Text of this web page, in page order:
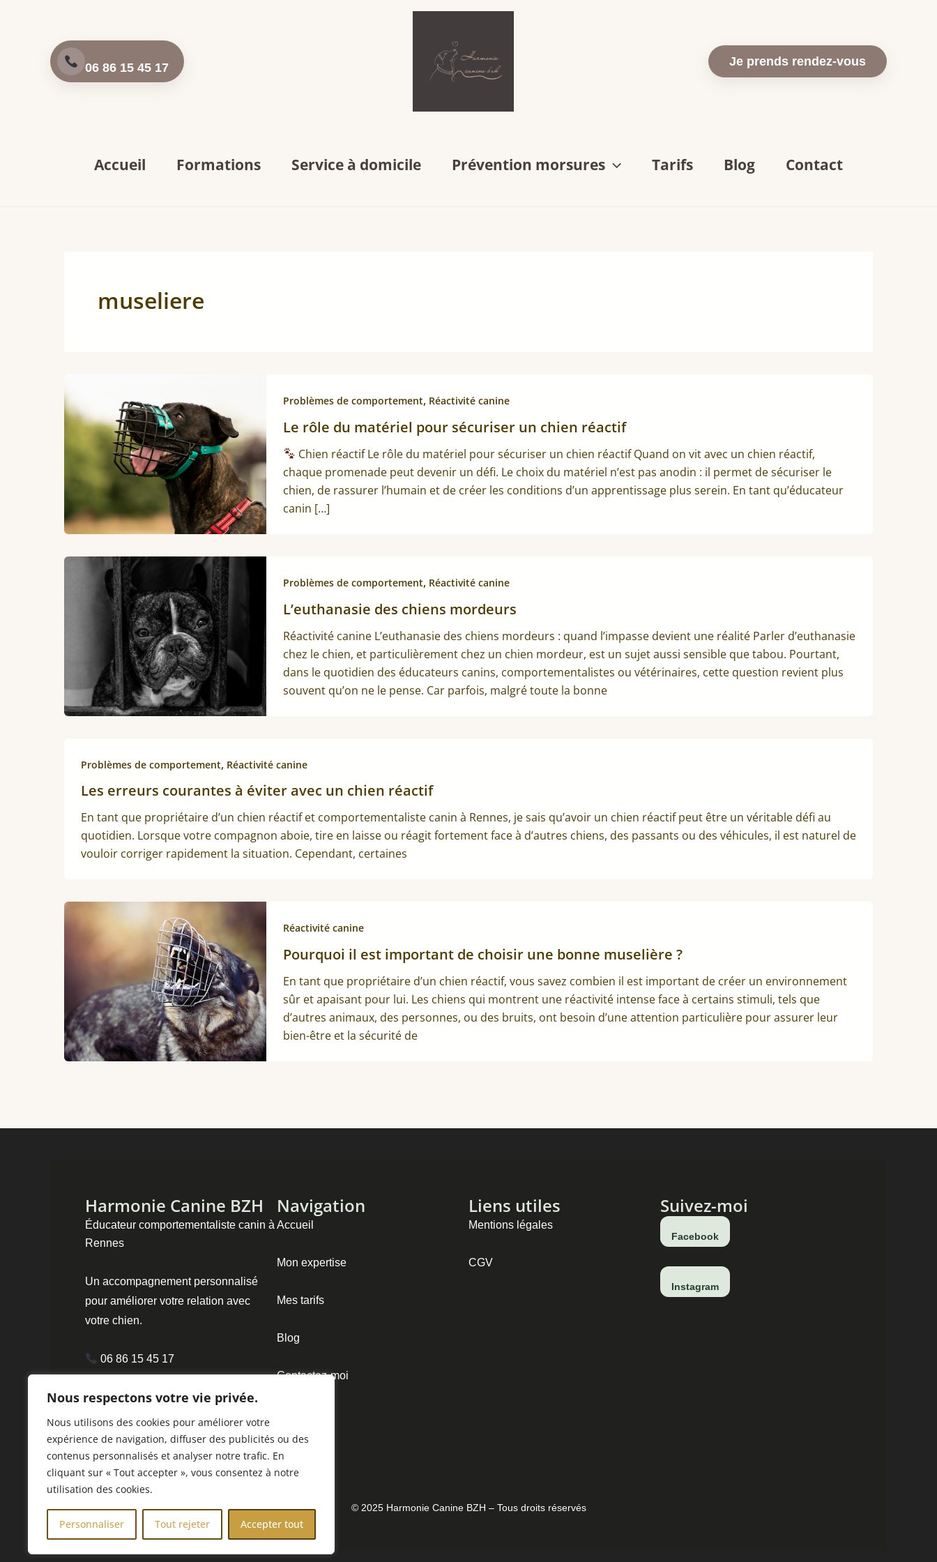
Nous respectons votre vie privée.
Nous utilisons des cookies pour améliorer votre
expérience de navigation, diffuser des publicités ou des
contenus personnalisés et analyser notre trafic. En
cliquant sur « Tout accepter », vous consentez à notre
utilisation des cookies.
Personnaliser Tout rejeter Accepter tout
06 86 15 45 17 Je prends rendez-vous
Accueil Formations Service à domicile Prévention morsures Tarifs Blog Contact
museliere
Problèmes de comportement, Réactivité canine
Le rôle du matériel pour sécuriser un chien réactif
Chien réactif Le rôle du matériel pour sécuriser un chien réactif Quand on vit avec un chien réactif,
chaque promenade peut devenir un défi. Le choix du matériel n’est pas anodin : il permet de sécuriser le
chien, de rassurer l’humain et de créer les conditions d’un apprentissage plus serein. En tant qu’éducateur
canin […]
Problèmes de comportement, Réactivité canine
L’euthanasie des chiens mordeurs
Réactivité canine L’euthanasie des chiens mordeurs : quand l’impasse devient une réalité Parler d’euthanasie
chez le chien, et particulièrement chez un chien mordeur, est un sujet aussi sensible que tabou. Pourtant,
dans le quotidien des éducateurs canins, comportementalistes ou vétérinaires, cette question revient plus
souvent qu’on ne le pense. Car parfois, malgré toute la bonne
Problèmes de comportement, Réactivité canine
Les erreurs courantes à éviter avec un chien réactif
En tant que propriétaire d’un chien réactif et comportementaliste canin à Rennes, je sais qu’avoir un chien réactif peut être un véritable défi au
quotidien. Lorsque votre compagnon aboie, tire en laisse ou réagit fortement face à d’autres chiens, des passants ou des véhicules, il est naturel de
vouloir corriger rapidement la situation. Cependant, certaines
Réactivité canine
Pourquoi il est important de choisir une bonne muselière ?
En tant que propriétaire d’un chien réactif, vous savez combien il est important de créer un environnement
sûr et apaisant pour lui. Les chiens qui montrent une réactivité intense face à certains stimuli, tels que
d’autres animaux, des personnes, ou des bruits, ont besoin d’une attention particulière pour assurer leur
bien-être et la sécurité de
Harmonie Canine BZH
Éducateur comportementaliste canin à
Rennes
Un accompagnement personnalisé
pour améliorer votre relation avec
votre chien.
06 86 15 45 17
contact@harmoniecaninebzh.fr
7j Rue Paul Emile Victor
35150 CORPS-NUDS
Navigation
Accueil
Mon expertise
Mes tarifs
Blog
Contactez-moi
Liens utiles
Mentions légales
CGV
Suivez-moi
Facebook
Instagram
© 2025 Harmonie Canine BZH – Tous droits réservés